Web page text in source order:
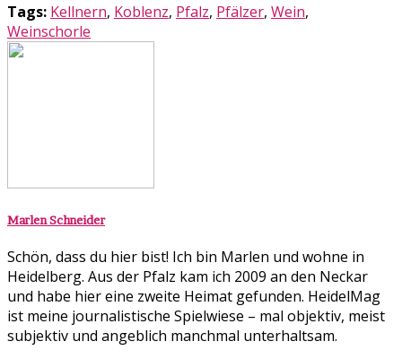
Tags: Kellnern, Koblenz, Pfalz, Pfälzer, Wein,
Weinschorle
Marlen Schneider
Schön, dass du hier bist! Ich bin Marlen und wohne in
Heidelberg. Aus der Pfalz kam ich 2009 an den Neckar
und habe hier eine zweite Heimat gefunden. HeidelMag
ist meine journalistische Spielwiese – mal objektiv, meist
subjektiv und angeblich manchmal unterhaltsam.